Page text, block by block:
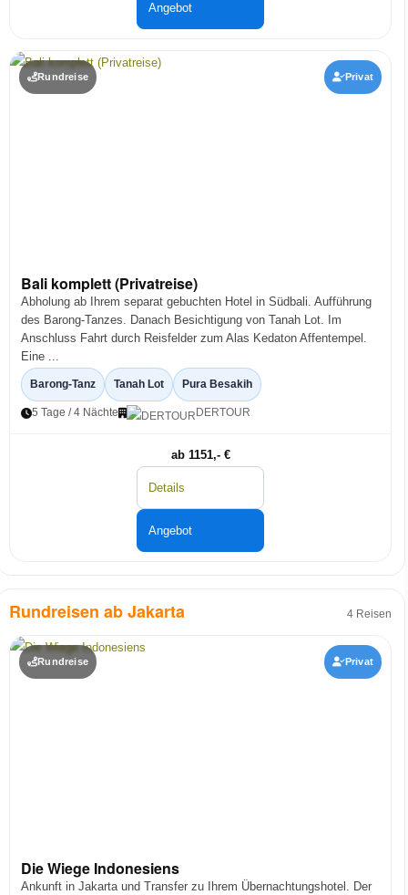
Angebot
Rundreise Privat
Bali komplett (Privatreise)
Abholung ab Ihrem separat gebuchten Hotel in Südbali. Aufführung
des Barong-Tanzes. Danach Besichtigung von Tanah Lot. Im
Anschluss Fahrt durch Reisfelder zum Alas Kedaton Affentempel.
Eine ...
Barong-Tanz Tanah Lot Pura Besakih
5 Tage / 4 Nächte DERTOUR
ab 1151,- €
Details
Angebot
Rundreisen ab Jakarta 4 Reisen
Rundreise Privat
Die Wiege Indonesiens
Ankunft in Jakarta und Transfer zu Ihrem Übernachtungshotel. Der